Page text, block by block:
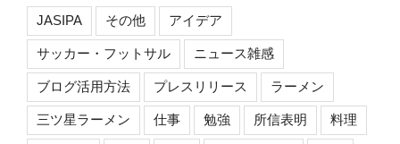
ン
JASIPA その他 アイデア
サッカー・フットサル ニュース雑感
ブログ活用方法 プレスリリース ラーメン
三ツ星ラーメン 仕事 勉強 所信表明 料理